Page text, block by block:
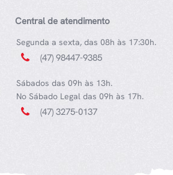
Central de atendimento
Segunda a sexta, das 08h às 17:30h.
(47) 98447-9385
Sábados das 09h às 13h.
No Sábado Legal das 09h às 17h.
(47) 3275-0137